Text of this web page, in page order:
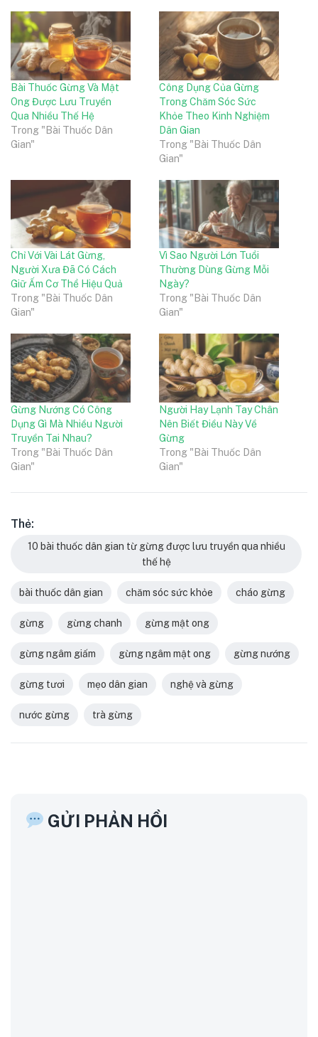
Bài Thuốc Gừng Và Mật
Ong Được Lưu Truyền
Qua Nhiều Thế Hệ
Trong "Bài Thuốc Dân
Gian"
Công Dụng Của Gừng
Trong Chăm Sóc Sức
Khỏe Theo Kinh Nghiệm
Dân Gian
Trong "Bài Thuốc Dân
Gian"
Chỉ Với Vài Lát Gừng,
Người Xưa Đã Có Cách
Giữ Ấm Cơ Thể Hiệu Quả
Trong "Bài Thuốc Dân
Gian"
Vì Sao Người Lớn Tuổi
Thường Dùng Gừng Mỗi
Ngày?
Trong "Bài Thuốc Dân
Gian"
Gừng Nướng Có Công
Dụng Gì Mà Nhiều Người
Truyền Tai Nhau?
Trong "Bài Thuốc Dân
Gian"
Người Hay Lạnh Tay Chân
Nên Biết Điều Này Về
Gừng
Trong "Bài Thuốc Dân
Gian"
Thẻ:
10 bài thuốc dân gian từ gừng được lưu truyền qua nhiều
thế hệ
bài thuốc dân gian chăm sóc sức khỏe cháo gừng
gừng gừng chanh gừng mật ong
gừng ngâm giấm gừng ngâm mật ong gừng nướng
gừng tươi mẹo dân gian nghệ và gừng
nước gừng trà gừng
GỬI PHẢN HỒI